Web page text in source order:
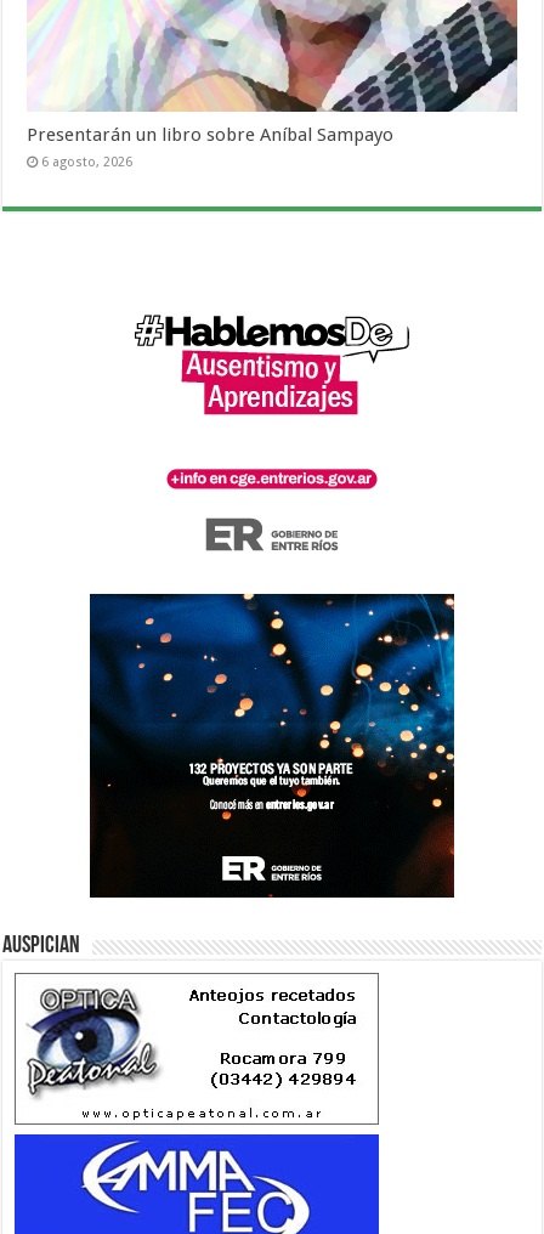
Presentarán un libro sobre Aníbal Sampayo
6 agosto, 2026
Auspician